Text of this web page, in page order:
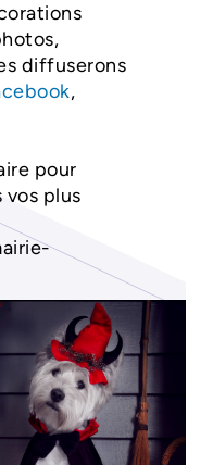
diffuserons
,
pour
plus